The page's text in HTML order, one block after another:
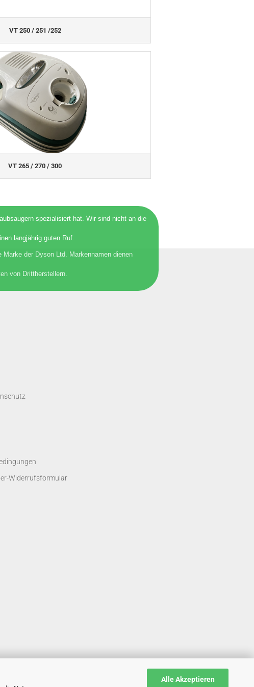
Alle Akzeptieren
VT 250 / 251 /252
VT 265 / 270 / 300
spezialisiert hat. Wir sind nicht an die
langjährig guten Ruf.
der Dyson Ltd. Markennamen dienen
von Drittherstellern.
Widerrufsformular